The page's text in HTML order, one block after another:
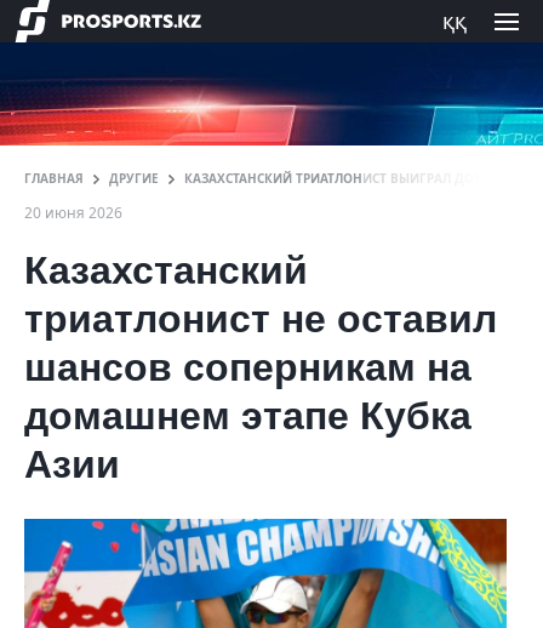
ққ
ГЛАВНАЯ ДРУГИЕ КАЗАХСТАНСКИЙ ТРИАТЛОНИСТ ВЫИГРАЛ ДОМАШНИЙ
20 июня 2026
Казахстанский
триатлонист не оставил
шансов соперникам на
домашнем этапе Кубка
Азии